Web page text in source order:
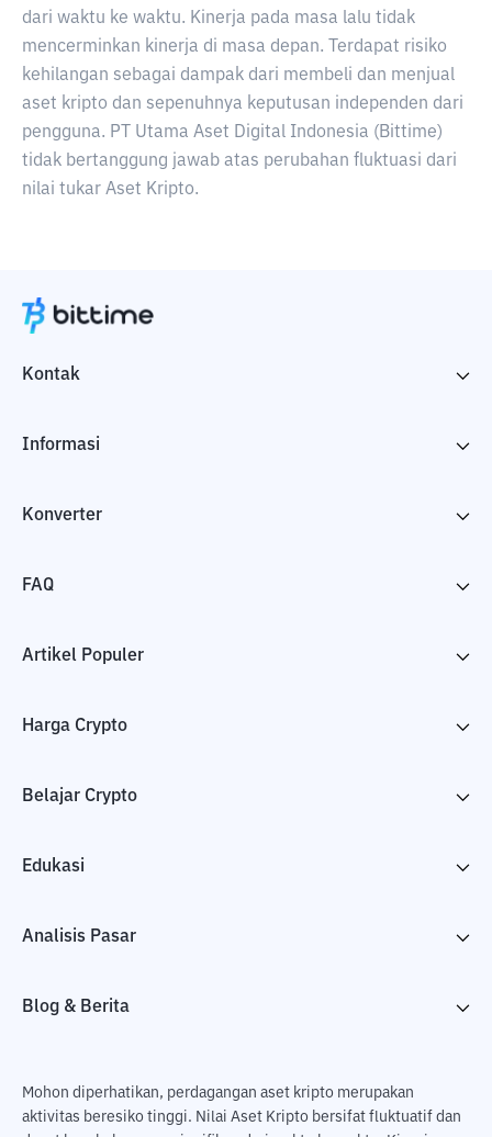
dari waktu ke waktu. Kinerja pada masa lalu tidak
mencerminkan kinerja di masa depan. Terdapat risiko
kehilangan sebagai dampak dari membeli dan menjual
aset kripto dan sepenuhnya keputusan independen dari
pengguna. PT Utama Aset Digital Indonesia (Bittime)
tidak bertanggung jawab atas perubahan fluktuasi dari
nilai tukar Aset Kripto.
Kontak
Informasi
Konverter
FAQ
Artikel Populer
Harga Crypto
Belajar Crypto
Edukasi
Analisis Pasar
Blog & Berita
Mohon diperhatikan, perdagangan aset kripto merupakan
aktivitas beresiko tinggi. Nilai Aset Kripto bersifat fluktuatif dan